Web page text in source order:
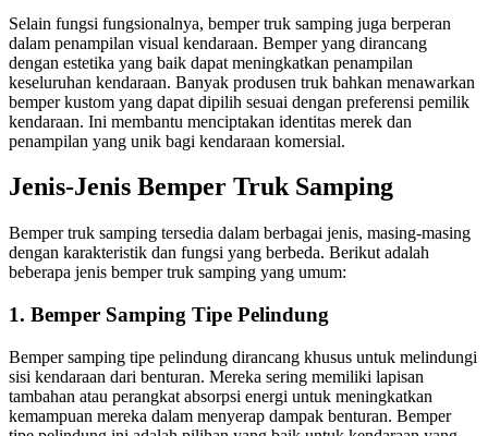
Selain fungsi fungsionalnya, bemper truk samping juga berperan
dalam penampilan visual kendaraan. Bemper yang dirancang
dengan estetika yang baik dapat meningkatkan penampilan
keseluruhan kendaraan. Banyak produsen truk bahkan menawarkan
bemper kustom yang dapat dipilih sesuai dengan preferensi pemilik
kendaraan. Ini membantu menciptakan identitas merek dan
penampilan yang unik bagi kendaraan komersial.
Jenis-Jenis Bemper Truk Samping
Bemper truk samping tersedia dalam berbagai jenis, masing-masing
dengan karakteristik dan fungsi yang berbeda. Berikut adalah
beberapa jenis bemper truk samping yang umum:
1. Bemper Samping Tipe Pelindung
Bemper samping tipe pelindung dirancang khusus untuk melindungi
sisi kendaraan dari benturan. Mereka sering memiliki lapisan
tambahan atau perangkat absorpsi energi untuk meningkatkan
kemampuan mereka dalam menyerap dampak benturan. Bemper